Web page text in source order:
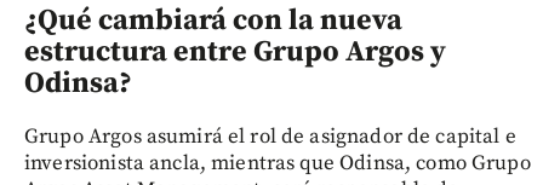
¿Qué cambiará con la nueva
estructura entre Grupo Argos y
Odinsa?
Grupo Argos asumirá el rol de asignador de capital e
inversionista ancla, mientras que Odinsa, como Grupo